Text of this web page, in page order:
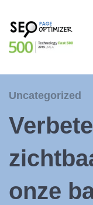
Uncategorized
onze